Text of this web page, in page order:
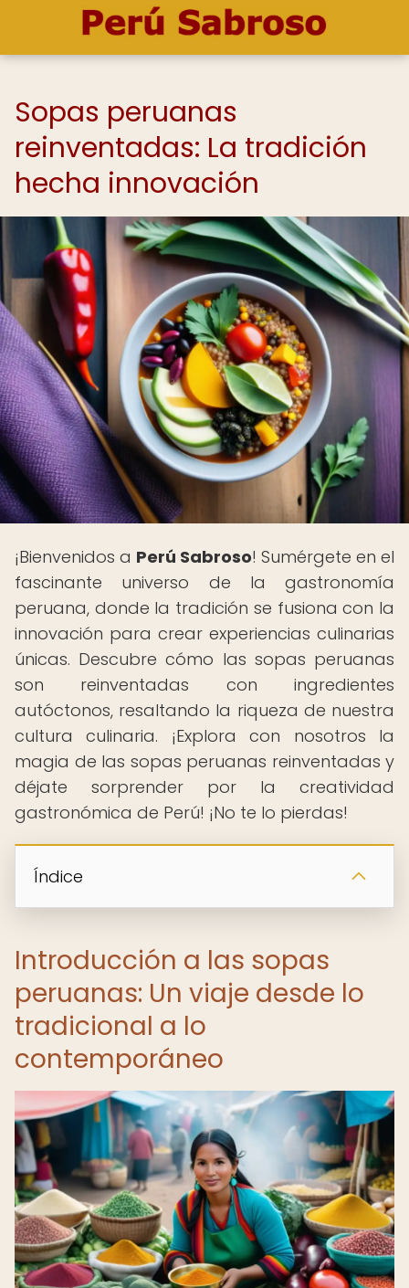
Sopas peruanas
reinventadas: La tradición
hecha innovación
¡Bienvenidos a Perú Sabroso! Sumérgete en el
fascinante universo de la gastronomía
peruana, donde la tradición se fusiona con la
innovación para crear experiencias culinarias
únicas. Descubre cómo las sopas peruanas
son reinventadas con ingredientes
autóctonos, resaltando la riqueza de nuestra
cultura culinaria. ¡Explora con nosotros la
magia de las sopas peruanas reinventadas y
déjate sorprender por la creatividad
gastronómica de Perú! ¡No te lo pierdas!
Índice
Introducción a las sopas
peruanas: Un viaje desde lo
tradicional a lo
contemporáneo